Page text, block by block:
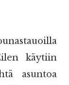
käytiin
asuntoa